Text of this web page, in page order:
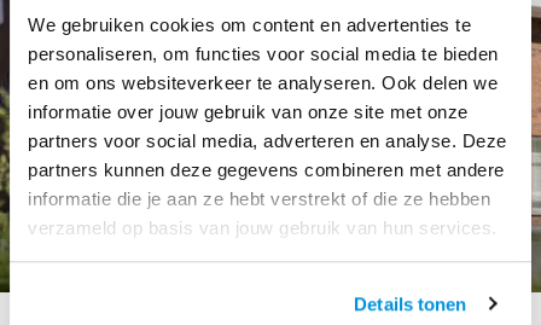
We gebruiken cookies om content en advertenties te
personaliseren, om functies voor social media te bieden
en om ons websiteverkeer te analyseren. Ook delen we
informatie over jouw gebruik van onze site met onze
partners voor social media, adverteren en analyse. Deze
partners kunnen deze gegevens combineren met andere
informatie die je aan ze hebt verstrekt of die ze hebben
verzameld op basis van jouw gebruik van hun services.
Details tonen